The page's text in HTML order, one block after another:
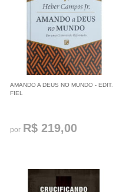
AMANDO A DEUS NO MUNDO - EDIT.
FIEL
por R$ 219,00